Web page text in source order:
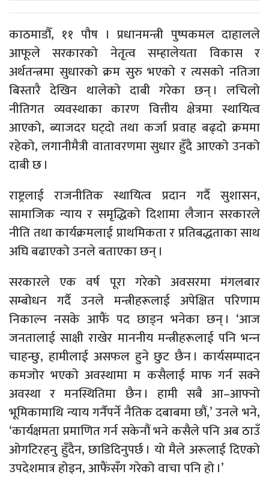
काठमाडौँ, ११ पौष । प्रधानमन्त्री पुष्पकमल दाहालले
आफूले सरकारको नेतृत्व सम्हालेयता विकास र
अर्थतन्त्रमा सुधारको क्रम सुरु भएको र त्यसको नतिजा
बिस्तारै देखिन थालेको दाबी गरेका छन् । लचिलो
नीतिगत व्यवस्थाका कारण वित्तीय क्षेत्रमा स्थायित्व
आएको, ब्याजदर घट्दो तथा कर्जा प्रवाह बढ्दो क्रममा
रहेको, लगानीमैत्री वातावरणमा सुधार हुँदै आएको उनको
दाबी छ ।
राष्ट्रलाई राजनीतिक स्थायित्व प्रदान गर्दै सुशासन,
सामाजिक न्याय र समृद्धिको दिशामा लैजान सरकारले
नीति तथा कार्यक्रमलाई प्राथमिकता र प्रतिबद्धताका साथ
अघि बढाएको उनले बताएका छन् ।
सरकारले एक वर्ष पूरा गरेको अवसरमा मंगलबार
सम्बोधन गर्दै उनले मन्त्रीहरूलाई अपेक्षित परिणाम
निकाल्न नसके आफैं पद छाड्न भनेका छन् । ‘आज
जनतालाई साक्षी राखेर माननीय मन्त्रीहरूलाई पनि भन्‍न
चाहन्छु, हामीलाई असफल हुने छुट छैन । कार्यसम्पादन
कमजोर भएको अवस्थामा म कसैलाई माफ गर्न सक्ने
अवस्था र मनस्थितिमा छैन । हामी सबै आ–आफ्नो
भूमिकामाथि न्याय गर्नैपर्ने नैतिक दबाबमा छौं,’ उनले भने,
‘कार्यक्षमता प्रमाणित गर्न सकेनौं भने कसैले पनि अब ठाउँ
ओगटिरहनु हुँदैन, छाडिदिनुपर्छ । यो मैले अरूलाई दिएको
उपदेशमात्र होइन, आफैंसँग गरेको वाचा पनि हो ।’